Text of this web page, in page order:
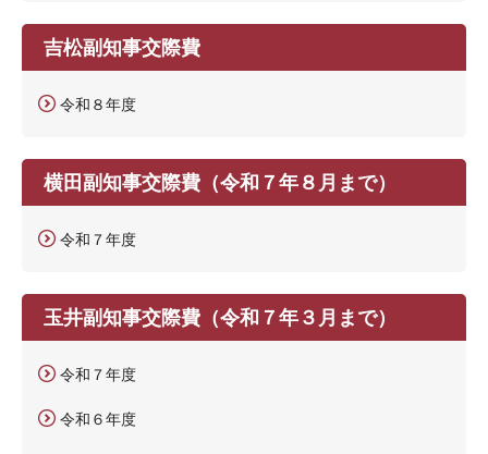
吉松副知事交際費
令和８年度
横田副知事交際費（令和７年８月まで）
令和７年度
玉井副知事交際費（令和７年３月まで）
令和７年度
令和６年度